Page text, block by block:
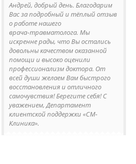
Андрей, добрый день. Благодарим
Вас за подробный и тёплый отзыв
о работе нашего
врача‑травматолога. Мы
искренне рады, что Вы остались
довольны качеством оказанной
помощи и высоко оценили
профессионализм доктора. От
всей души желаем Вам быстрого
восстановления и отличного
самочувствия! Берегите себя! С
уважением, Департамент
клиентской поддержки «СМ-
Клиника».